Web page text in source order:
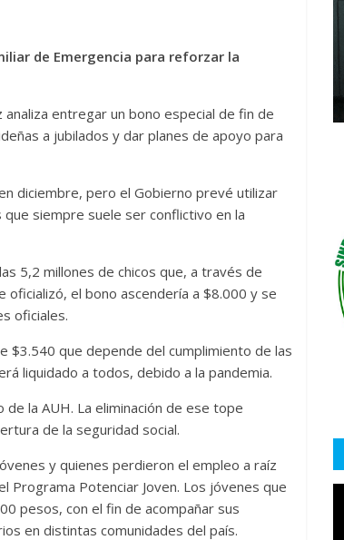
de Emergencia para reforzar la
entregar un bono especial de fin de
a jubilados y dar planes de apoyo para
diciembre, pero el Gobierno prevé utilizar
siempre suele ser conflictivo en la
5,2 millones de chicos que, a través de
oficializó, el bono ascendería a $8.000 y se
oficiales.
$3.540 que depende del cumplimiento de las
liquidado a todos, debido a la pandemia.
la AUH. La eliminación de ese tope
de la seguridad social.
y quienes perdieron el empleo a raíz
Programa Potenciar Joven. Los jóvenes que
pesos, con el fin de acompañar sus
en distintas comunidades del país.